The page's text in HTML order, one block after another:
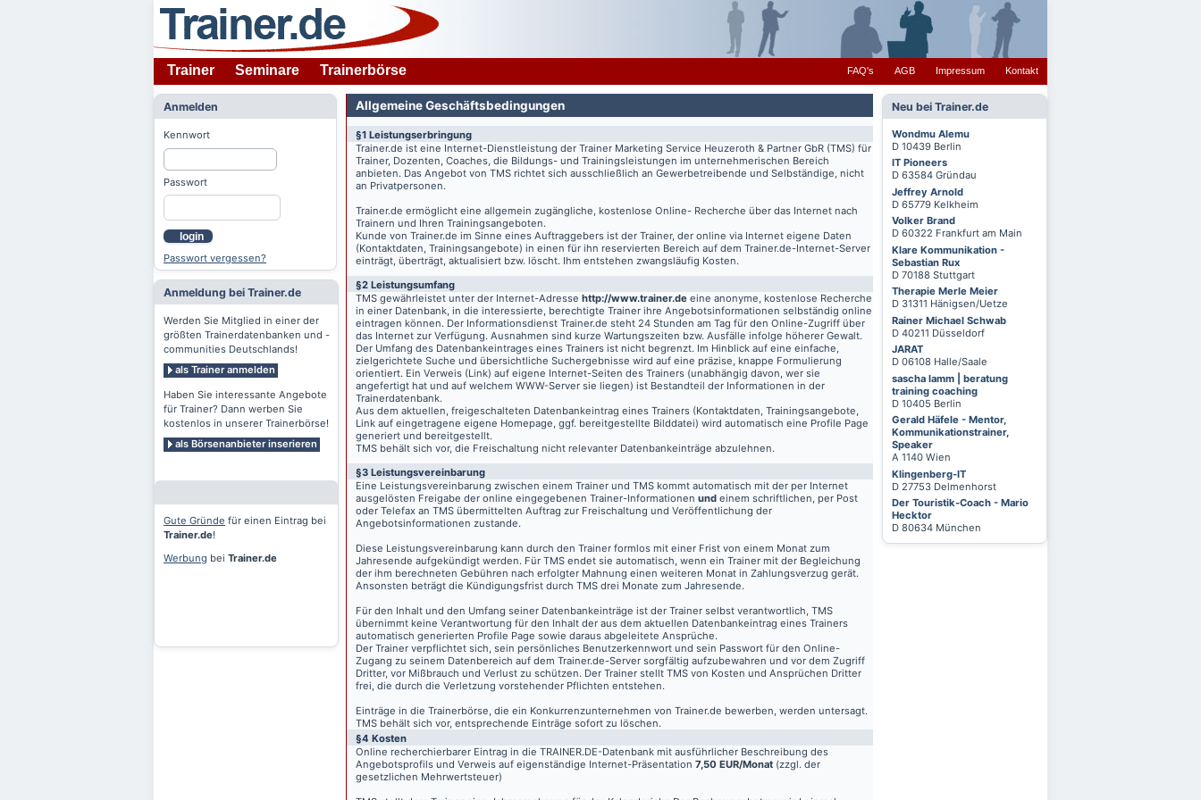
Trainer Seminare Trainerbörse FAQ's AGB Impressum Kontakt
Anmelden
Kennwort
Passwort
login
Passwort vergessen?
Anmeldung bei Trainer.de
Werden Sie Mitglied in einer der
größten Trainerdatenbanken und -
communities Deutschlands!
als Trainer anmelden
Haben Sie interessante Angebote
für Trainer? Dann werben Sie
kostenlos in unserer Trainerbörse!
als Börsenanbieter inserieren
Gute Gründe für einen Eintrag bei
Trainer.de!
Werbung bei Trainer.de
Neu bei Trainer.de
Wondmu Alemu
D 10439 Berlin
IT Pioneers
D 63584 Gründau
Jeffrey Arnold
D 65779 Kelkheim
Volker Brand
D 60322 Frankfurt am Main
Klare Kommunikation -
Sebastian Rux
D 70188 Stuttgart
Therapie Merle Meier
D 31311 Hänigsen/Uetze
Rainer Michael Schwab
D 40211 Düsseldorf
JARAT
D 06108 Halle/Saale
sascha lamm | beratung
training coaching
D 10405 Berlin
Gerald Häfele - Mentor,
Kommunikationstrainer,
Speaker
A 1140 Wien
Klingenberg-IT
D 27753 Delmenhorst
Der Touristik-Coach - Mario
Hecktor
D 80634 München
Allgemeine Geschäftsbedingungen
§1 Leistungserbringung
Trainer.de ist eine Internet-Dienstleistung der Trainer Marketing Service Heuzeroth & Partner GbR (TMS) für
Trainer, Dozenten, Coaches, die Bildungs- und Trainingsleistungen im unternehmerischen Bereich
anbieten. Das Angebot von TMS richtet sich ausschließlich an Gewerbetreibende und Selbständige, nicht
an Privatpersonen.
Trainer.de ermöglicht eine allgemein zugängliche, kostenlose Online- Recherche über das Internet nach
Trainern und Ihren Trainingsangeboten.
Kunde von Trainer.de im Sinne eines Auftraggebers ist der Trainer, der online via Internet eigene Daten
(Kontaktdaten, Trainingsangebote) in einen für ihn reservierten Bereich auf dem Trainer.de-Internet-Server
einträgt, überträgt, aktualisiert bzw. löscht. Ihm entstehen zwangsläufig Kosten.
§2 Leistungsumfang
TMS gewährleistet unter der Internet-Adresse http://www.trainer.de eine anonyme, kostenlose Recherche
in einer Datenbank, in die interessierte, berechtigte Trainer ihre Angebotsinformationen selbständig online
eintragen können. Der Informationsdienst Trainer.de steht 24 Stunden am Tag für den Online-Zugriff über
das Internet zur Verfügung. Ausnahmen sind kurze Wartungszeiten bzw. Ausfälle infolge höherer Gewalt.
Der Umfang des Datenbankeintrages eines Trainers ist nicht begrenzt. Im Hinblick auf eine einfache,
zielgerichtete Suche und übersichtliche Suchergebnisse wird auf eine präzise, knappe Formulierung
orientiert. Ein Verweis (Link) auf eigene Internet-Seiten des Trainers (unabhängig davon, wer sie
angefertigt hat und auf welchem WWW-Server sie liegen) ist Bestandteil der Informationen in der
Trainerdatenbank.
Aus dem aktuellen, freigeschalteten Datenbankeintrag eines Trainers (Kontaktdaten, Trainingsangebote,
Link auf eingetragene eigene Homepage, ggf. bereitgestellte Bilddatei) wird automatisch eine Profile Page
generiert und bereitgestellt.
TMS behält sich vor, die Freischaltung nicht relevanter Datenbankeinträge abzulehnen.
§3 Leistungsvereinbarung
Eine Leistungsvereinbarung zwischen einem Trainer und TMS kommt automatisch mit der per Internet
ausgelösten Freigabe der online eingegebenen Trainer-Informationen und einem schriftlichen, per Post
oder Telefax an TMS übermittelten Auftrag zur Freischaltung und Veröffentlichung der
Angebotsinformationen zustande.
Diese Leistungsvereinbarung kann durch den Trainer formlos mit einer Frist von einem Monat zum
Jahresende aufgekündigt werden. Für TMS endet sie automatisch, wenn ein Trainer mit der Begleichung
der ihm berechneten Gebühren nach erfolgter Mahnung einen weiteren Monat in Zahlungsverzug gerät.
Ansonsten beträgt die Kündigungsfrist durch TMS drei Monate zum Jahresende.
Für den Inhalt und den Umfang seiner Datenbankeinträge ist der Trainer selbst verantwortlich, TMS
übernimmt keine Verantwortung für den Inhalt der aus dem aktuellen Datenbankeintrag eines Trainers
automatisch generierten Profile Page sowie daraus abgeleitete Ansprüche.
Der Trainer verpflichtet sich, sein persönliches Benutzerkennwort und sein Passwort für den Online-
Zugang zu seinem Datenbereich auf dem Trainer.de-Server sorgfältig aufzubewahren und vor dem Zugriff
Dritter, vor Mißbrauch und Verlust zu schützen. Der Trainer stellt TMS von Kosten und Ansprüchen Dritter
frei, die durch die Verletzung vorstehender Pflichten entstehen.
Einträge in die Trainerbörse, die ein Konkurrenzunternehmen von Trainer.de bewerben, werden untersagt.
TMS behält sich vor, entsprechende Einträge sofort zu löschen.
§4 Kosten
Online recherchierbarer Eintrag in die TRAINER.DE-Datenbank mit ausführlicher Beschreibung des
Angebotsprofils und Verweis auf eigenständige Internet-Präsentation 7,50 EUR/Monat (zzgl. der
gesetzlichen Mehrwertsteuer)